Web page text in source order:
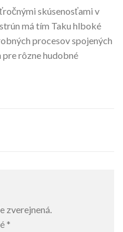
skúsenosťami v
má tím Taku hlboké
procesov spojených
rôzne hudobné
zverejnená.
*